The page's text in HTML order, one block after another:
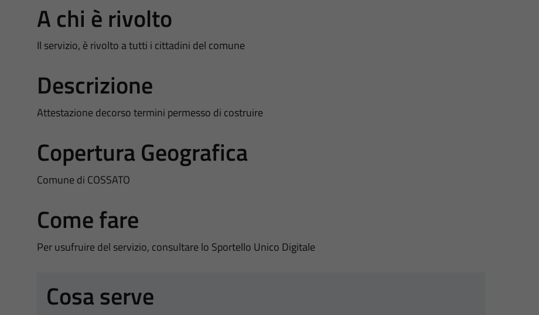
A chi è rivolto
Il servizio, è rivolto a tutti i cittadini del comune
Descrizione
Attestazione decorso termini permesso di costruire
Copertura Geografica
Comune di COSSATO
Come fare
Per usufruire del servizio, consultare lo Sportello Unico Digitale
Cosa serve